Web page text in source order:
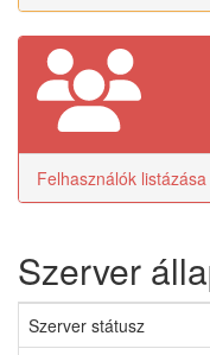
Felhasználók
Szerver
Szerver státusz